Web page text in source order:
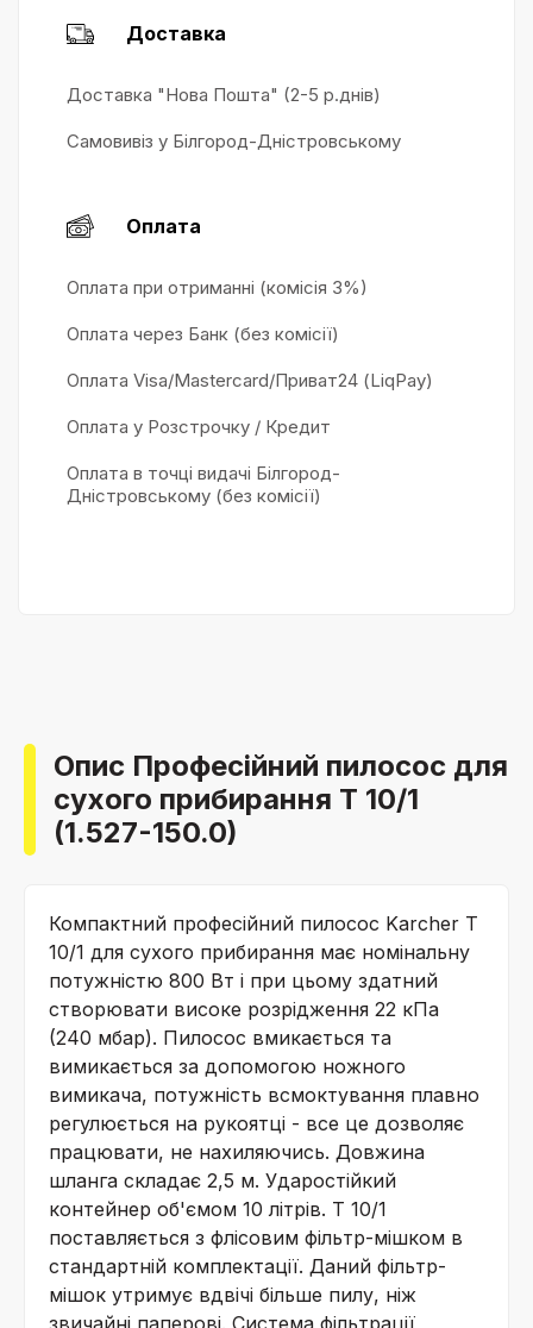
Доставка
Доставка "Нова Пошта" (2-5 р.днів)
Самовивіз у Білгород-Дністровському
Оплата
Оплата при отриманні (комісія 3%)
Оплата через Банк (без комісії)
Оплата Visa/Mastercard/Приват24 (LiqPay)
Оплата у Розстрочку / Кредит
Оплата в точці видачі Білгород-
Дністровському (без комісії)
Опис Професійний пилосос для
сухого прибирання T 10/1
(1.527-150.0)
Компактний професійний пилосос Karcher T
10/1 для сухого прибирання має номінальну
потужністю 800 Вт і при цьому здатний
створювати високе розрідження 22 кПа
(240 мбар). Пилосос вмикається та
вимикається за допомогою ножного
вимикача, потужність всмоктування плавно
регулюється на рукоятці - все це дозволяє
працювати, не нахиляючись. Довжина
шланга складає 2,5 м. Ударостійкий
контейнер об'ємом 10 літрів. T 10/1
поставляється з флісовим фільтр-мішком в
стандартній комплектації. Даний фільтр-
мішок утримує вдвічі більше пилу, ніж